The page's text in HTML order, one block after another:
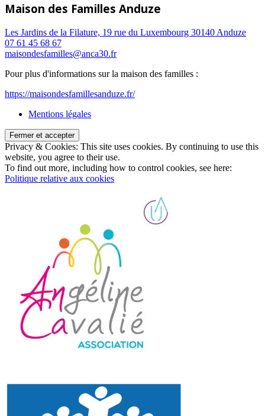
Maison des Familles Anduze
Les Jardins de la Filature, 19 rue du Luxembourg 30140 Anduze
07 61 45 68 67
maisondesfamilles@anca30.fr
Pour plus d'informations sur la maison des familles :
https://maisondesfamillesanduze.fr/
Mentions légales
Privacy & Cookies: This site uses cookies. By continuing to use this
website, you agree to their use.
To find out more, including how to control cookies, see here:
Politique relative aux cookies